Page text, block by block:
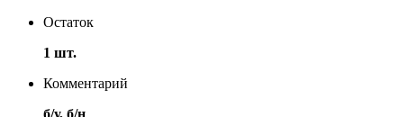
Остаток
1 шт.
Комментарий
б/у, б/н